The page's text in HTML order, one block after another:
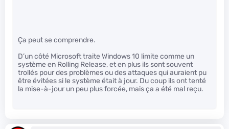
Ça peut se comprendre.
D’un côté Microsoft traite Windows 10 limite comme un
système en Rolling Release, et en plus ils sont souvent
trollés pour des problèmes ou des attaques qui auraient pu
être évitées si le système était à jour. Du coup ils ont tenté
la mise-à-jour un peu plus forcée, mais ça a été mal reçu.